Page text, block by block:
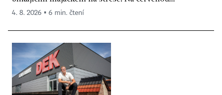
4. 8. 2026 ▪ 6 min. čtení